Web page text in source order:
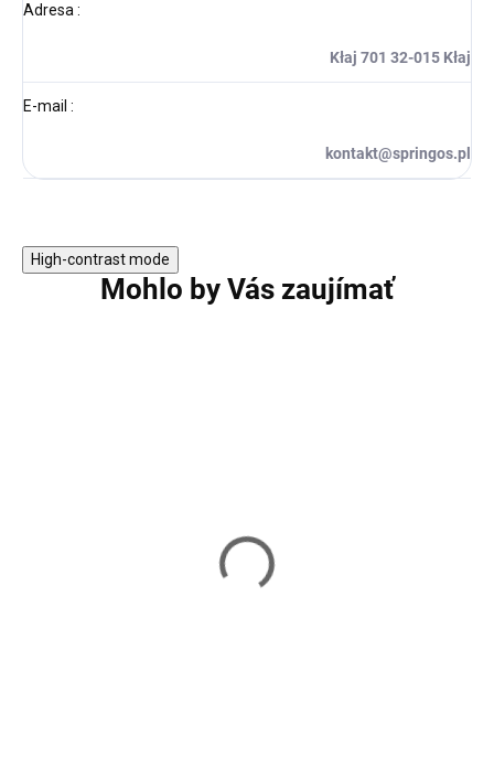
Adresa :
Kłaj 701 32-015 Kłaj
E-mail :
kontakt@springos.pl
High-contrast mode
Mohlo by Vás zaujímať